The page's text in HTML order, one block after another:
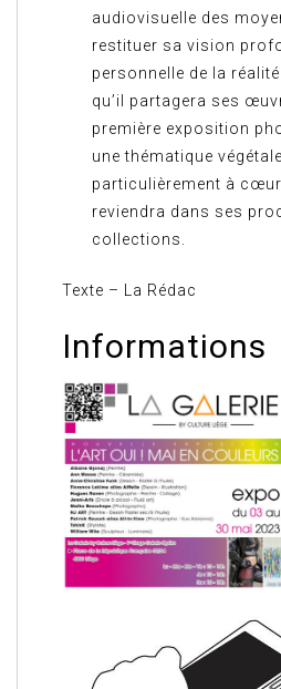
audiovisuelle des
restituer sa vision
personnelle de la
qu’il partagera ses
première exposition
une thématique
particulièrement à
reviendra dans ses
collections.
Texte – La Rédac
Informations